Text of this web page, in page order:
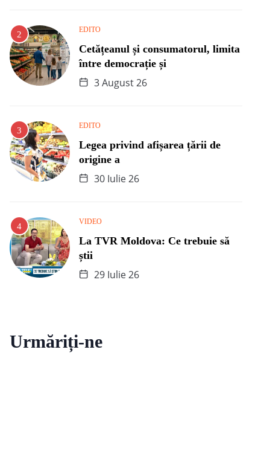
EDITO
Cetățeanul și consumatorul, limita
între democrație și
3 August 26
EDITO
Legea privind afișarea țării de
origine a
30 Iulie 26
VIDEO
La TVR Moldova: Ce trebuie să
știi
29 Iulie 26
Urmăriți-ne